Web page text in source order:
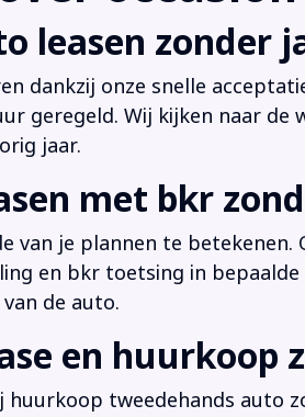
leasen zonder
dankzij onze snelle
geregeld. Wij kijken naar de
jaar.
met bkr
van je plannen te
en bkr toetsing in
de auto.
en huurkoop
tweedehands auto